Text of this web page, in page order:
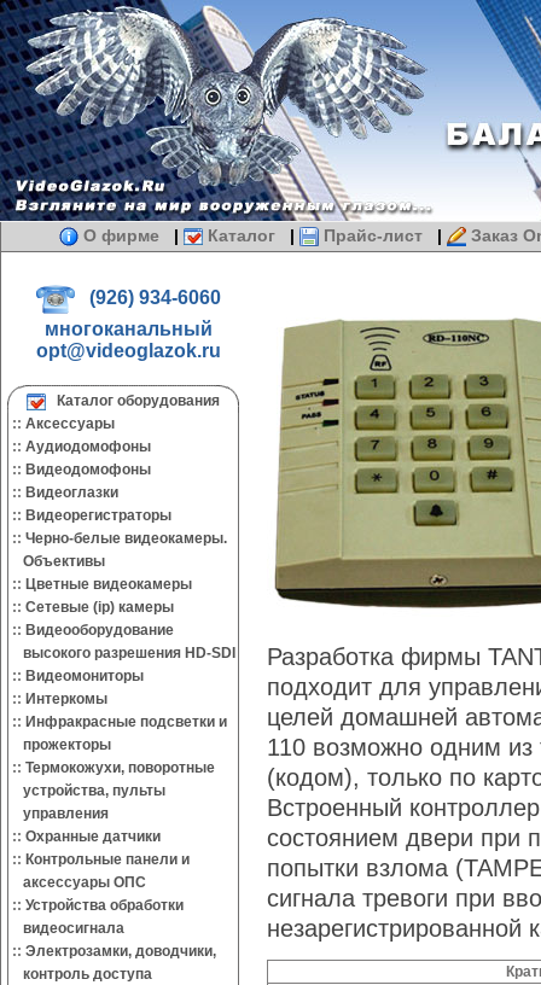
О фирме | Каталог | Прайс-лист | Заказ
(926) 934-6060
многоканальный
opt@videoglazok.ru
Каталог оборудования
:: Аксессуары
:: Аудиодомофоны
:: Видеодомофоны
:: Видеоглазки
:: Видеорегистраторы
:: Черно-белые видеокамеры.
Объективы
:: Цветные видеокамеры
:: Сетевые (ip) камеры
:: Видеооборудование
высокого разрешения HD-SDI
:: Видеомониторы
:: Интеркомы
:: Инфракрасные подсветки и
прожекторы
:: Термокожухи, поворотные
устройства, пульты
управления
:: Охранные датчики
:: Контрольные панели и
аксессуары ОПС
:: Устройства обработки
видеосигнала
:: Электрозамки, доводчики,
контроль доступа
Разработка фирмы
подходит для
целей домашней
110 возможно одним из
(кодом), только по
Встроенный
состоянием двери при
попытки взлома
сигнала тревоги при
незарегистрированной